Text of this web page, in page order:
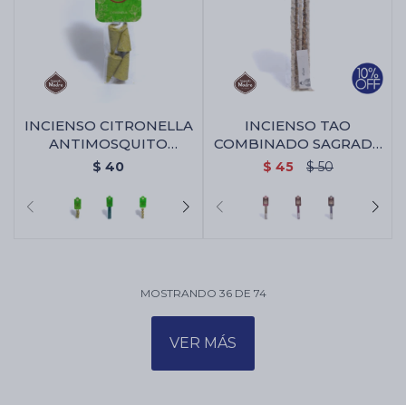
INCIENSO CITRONELLA
ANTIMOSQUITO
SAGRADA MADRE -
$ 40
INCIENSO TAO
COMBINADO SAGRADA
MADRE - Rosa/jazmin
$ 45 $ 50
MOSTRANDO 36DE 74
VER MÁS